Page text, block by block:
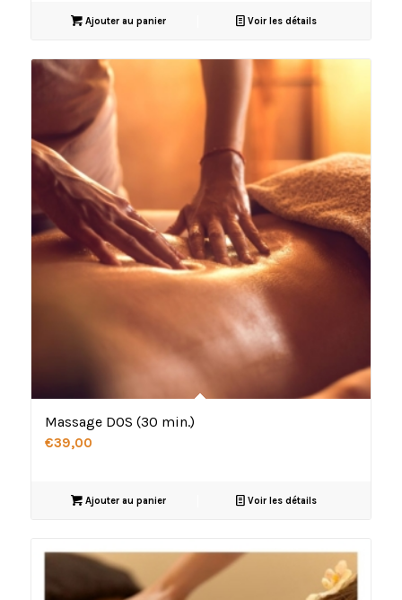
Ajouter au panier Voir les détails
Massage DOS (30 min.)
€39,00
Ajouter au panier Voir les détails